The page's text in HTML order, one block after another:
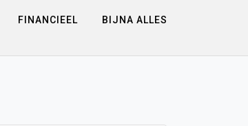
FINANCIEEL BIJNA ALLES